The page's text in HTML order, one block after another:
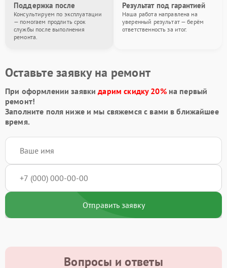
Поддержка после
Консультируем по эксплуатации
— помогаем продлить срок
службы после выполнения
ремонта.
Результат под гарантией
Наша работа направлена на
уверенный результат — берём
ответственность за итог.
Оставьте заявку на ремонт
При оформлении заявкидарим скидку 20%на первый
ремонт!
Заполните поля ниже и мы свяжемся с вами в ближайшее
время.
Отправить заявку
Вопросы и ответы